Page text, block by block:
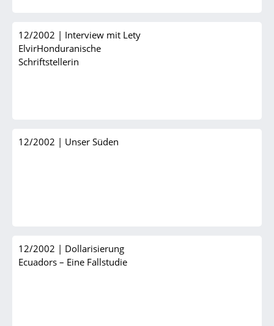
12/2002 | Interview mit Lety
ElvirHonduranische
Schriftstellerin
12/2002 | Unser Süden
12/2002 | Dollarisierung
Ecuadors – Eine Fallstudie